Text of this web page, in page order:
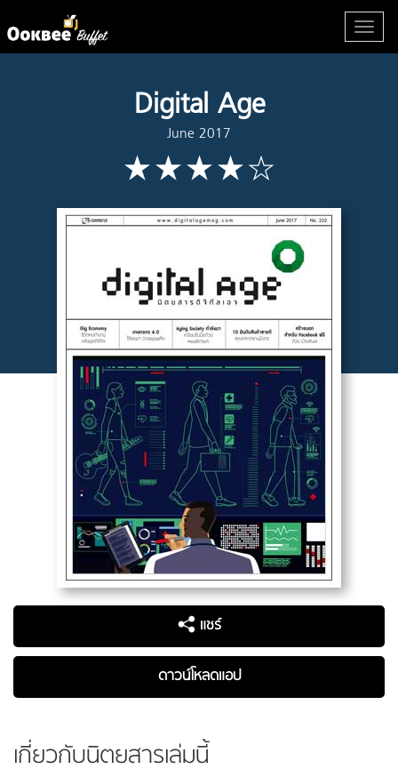
Digital Age
June 2017
แชร์
ดาวน์โหลดแอป
เกี่ยวกับนิตยสารเล่มนี้